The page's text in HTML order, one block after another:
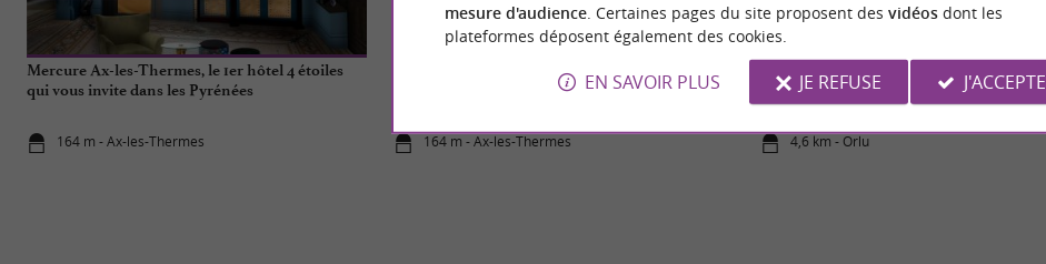
Mercure Ax-les-Thermes, le 1er hôtel 4 étoiles
qui vous invite dans les Pyrénées
164 m - Ax-les-Thermes
Un bon bain chaud : thermes et spas dans les
164 m - Ax-les-Thermes
Ariège
4,6 km - Orlu
mesure d'audience. Certaines pages du site proposent des vidéosdont les
plateformes déposent également des cookies.
EN SAVOIR PLUS JE REFUSE J'ACCEPTE